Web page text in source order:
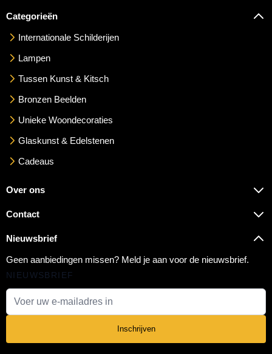
Categorieën
Internationale Schilderijen
Lampen
Tussen Kunst & Kitsch
Bronzen Beelden
Unieke Woondecoraties
Glaskunst & Edelstenen
Cadeaus
Over ons
Contact
Nieuwsbrief
Geen aanbiedingen missen? Meld je aan voor de nieuwsbrief.
NIEUWSBRIEF
Inschrijven